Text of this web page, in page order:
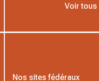
Voir tous
Nos sites fédéraux